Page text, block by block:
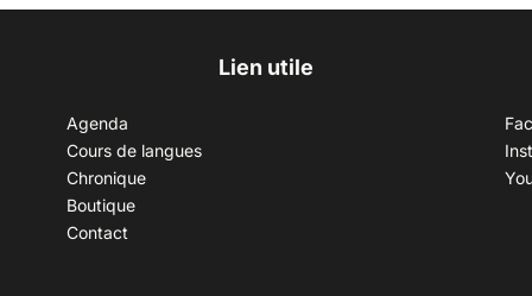
Lien utile
Agenda
Cours de langues
Chronique
Boutique
Contact